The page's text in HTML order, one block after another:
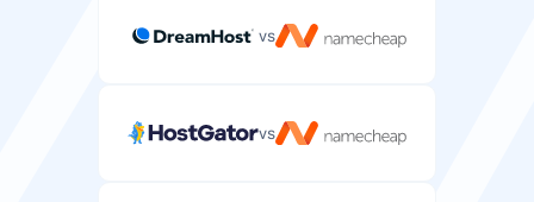
vs
vs